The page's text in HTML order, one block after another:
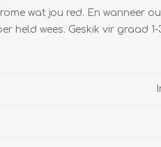
wat jou red. En wanneer
held wees. Geskik vir graad 1-